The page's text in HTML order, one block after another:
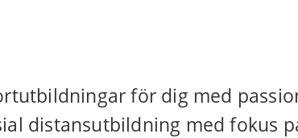
för dig med
distansutbildning med fokus